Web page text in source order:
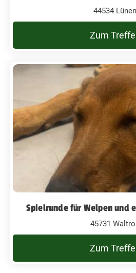
44534 Lünen
Zum
Spielrunde für Welpen und
45731
Zum